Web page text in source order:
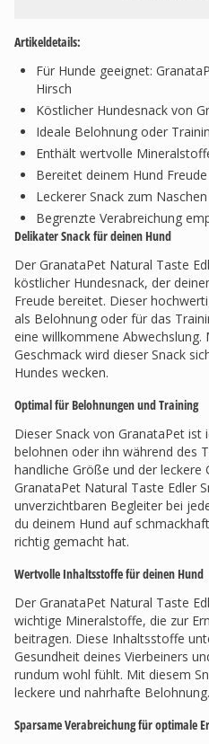
Artikeldetails:
Für Hunde geeignet:
Hirsch
Köstlicher Hundesnack von
Ideale Belohnung oder
Enthält wertvolle
Bereitet deinem Hund Freude
Leckerer Snack zum Naschen
Begrenzte Verabreichung
Delikater Snack für deinen Hund
Der GranataPet Natural Taste
köstlicher Hundesnack, der
Freude bereitet. Dieser
als Belohnung oder für das
eine willkommene Abwechslung.
Geschmack wird dieser Snack
Hundes wecken.
Optimal für Belohnungen und Training
Dieser Snack von GranataPet ist
belohnen oder ihn während des
handliche Größe und der leckere
GranataPet Natural Taste Edler
unverzichtbaren Begleiter bei
du deinem Hund auf
richtig gemacht hat.
Wertvolle Inhaltsstoffe für deinen Hund
Der GranataPet Natural Taste
wichtige Mineralstoffe, die zur
beitragen. Diese Inhaltsstoffe
Gesundheit deines Vierbeiners
rundum wohl fühlt. Mit diesem
leckere und nahrhafte Belohnung.
Sparsame Verabreichung für optimale